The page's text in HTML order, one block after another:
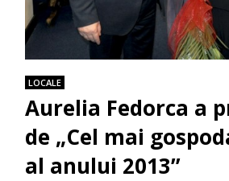
LOCALE
Aurelia Fedorca a
de „Cel mai
al anului 2013”